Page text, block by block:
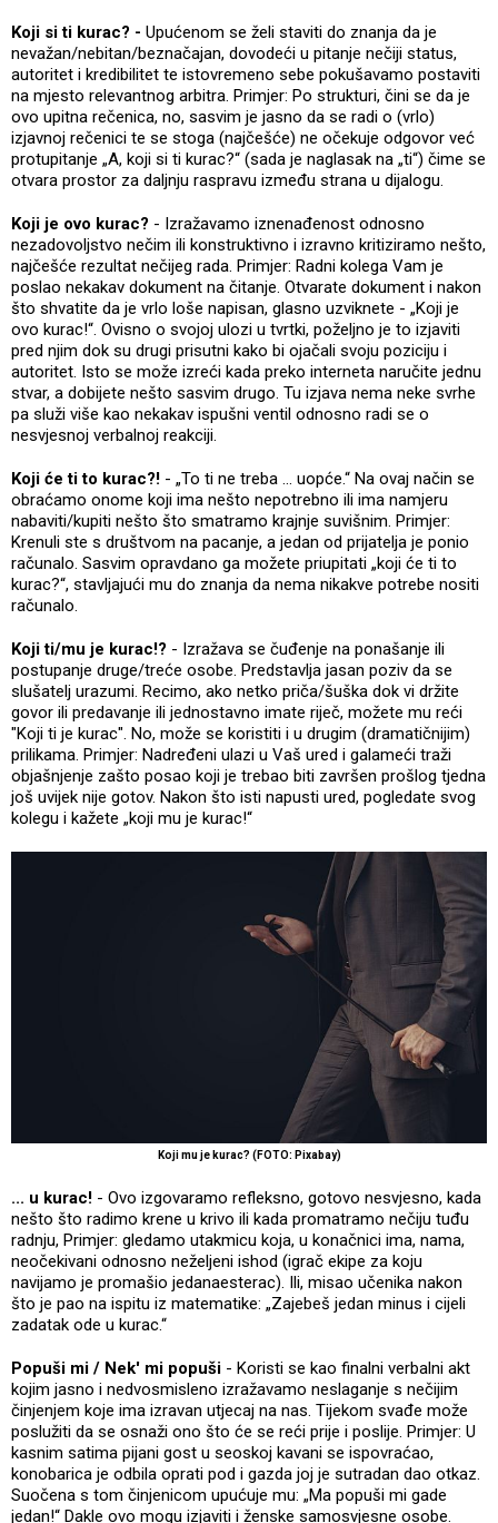
Koji si ti kurac? - Upućenom se želi staviti do znanja da je
nevažan/nebitan/beznačajan, dovodeći u pitanje nečiji status,
autoritet i kredibilitet te istovremeno sebe pokušavamo postaviti
na mjesto relevantnog arbitra. Primjer: Po strukturi, čini se da je
ovo upitna rečenica, no, sasvim je jasno da se radi o (vrlo)
izjavnoj rečenici te se stoga (najčešće) ne očekuje odgovor već
protupitanje „A, koji si ti kurac?“ (sada je naglasak na „ti“) čime se
otvara prostor za daljnju raspravu između strana u dijalogu.
Koji je ovo kurac? - Izražavamo iznenađenost odnosno
nezadovoljstvo nečim ili konstruktivno i izravno kritiziramo nešto,
najčešće rezultat nečijeg rada. Primjer: Radni kolega Vam je
poslao nekakav dokument na čitanje. Otvarate dokument i nakon
što shvatite da je vrlo loše napisan, glasno uzviknete - „Koji je
ovo kurac!“. Ovisno o svojoj ulozi u tvrtki, poželjno je to izjaviti
pred njim dok su drugi prisutni kako bi ojačali svoju poziciju i
autoritet. Isto se može izreći kada preko interneta naručite jednu
stvar, a dobijete nešto sasvim drugo. Tu izjava nema neke svrhe
pa služi više kao nekakav ispušni ventil odnosno radi se o
nesvjesnoj verbalnoj reakciji.
Koji će ti to kurac?! - „To ti ne treba ... uopće.“ Na ovaj način se
obraćamo onome koji ima nešto nepotrebno ili ima namjeru
nabaviti/kupiti nešto što smatramo krajnje suvišnim. Primjer:
Krenuli ste s društvom na pacanje, a jedan od prijatelja je ponio
računalo. Sasvim opravdano ga možete priupitati „koji će ti to
kurac?“, stavljajući mu do znanja da nema nikakve potrebe nositi
računalo.
Koji ti/mu je kurac!? - Izražava se čuđenje na ponašanje ili
postupanje druge/treće osobe. Predstavlja jasan poziv da se
slušatelj urazumi. Recimo, ako netko priča/šuška dok vi držite
govor ili predavanje ili jednostavno imate riječ, možete mu reći
"Koji ti je kurac". No, može se koristiti i u drugim (dramatičnijim)
prilikama. Primjer: Nadređeni ulazi u Vaš ured i galameći traži
objašnjenje zašto posao koji je trebao biti završen prošlog tjedna
još uvijek nije gotov. Nakon što isti napusti ured, pogledate svog
kolegu i kažete „koji mu je kurac!“
Koji mu je kurac? (FOTO: Pixabay)
... u kurac! - Ovo izgovaramo refleksno, gotovo nesvjesno, kada
nešto što radimo krene u krivo ili kada promatramo nečiju tuđu
radnju, Primjer: gledamo utakmicu koja, u konačnici ima, nama,
neočekivani odnosno neželjeni ishod (igrač ekipe za koju
navijamo je promašio jedanaesterac). Ili, misao učenika nakon
što je pao na ispitu iz matematike: „Zajebeš jedan minus i cijeli
zadatak ode u kurac.“
Popuši mi / Nek' mi popuši - Koristi se kao finalni verbalni akt
kojim jasno i nedvosmisleno izražavamo neslaganje s nečijim
činjenjem koje ima izravan utjecaj na nas. Tijekom svađe može
poslužiti da se osnaži ono što će se reći prije i poslije. Primjer: U
kasnim satima pijani gost u seoskoj kavani se ispovraćao,
konobarica je odbila oprati pod i gazda joj je sutradan dao otkaz.
Suočena s tom činjenicom upućuje mu: „Ma popuši mi gade
jedan!“ Dakle ovo mogu izjaviti i ženske samosvjesne osobe.